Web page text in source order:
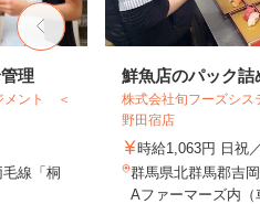
理
メント ＜
線「桐
鮮魚店のパック詰
株式会社旬フーズシス
野田宿店
時給1,063円 日祝
群馬県北群馬郡吉
Aファーマーズ内（